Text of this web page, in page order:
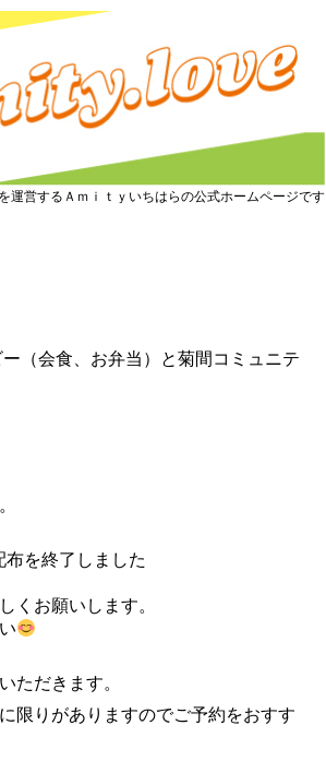
運営するＡｍｉｔｙいちはらの公式ホームページです
（会食、お弁当）と菊間コミュニテ
布を終了しました
くお願いします。
ただきます。
限りがありますのでご予約をおすす